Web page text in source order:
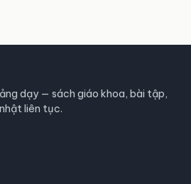
dạy — sách giáo khoa, bài tập,
liên tục.